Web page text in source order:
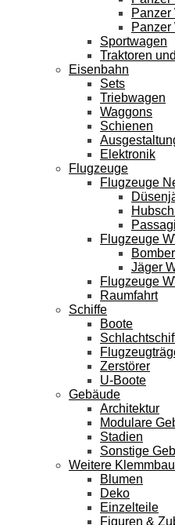
Panzer
Panzer
Sportwagen
Traktoren
Eisenbahn
Sets
Triebwagen
Waggons
Schienen
Elektronik
Flugzeuge
Flugzeuge
Flugzeuge
Bomber
Jäger
Flugzeuge
Raumfahrt
Schiffe
Boote
Zerstörer
U-Boote
Gebäude
Architektur
Modulare
Stadien
Sonstige
Weitere
Blumen
Deko
Einzelteile
Figuren &